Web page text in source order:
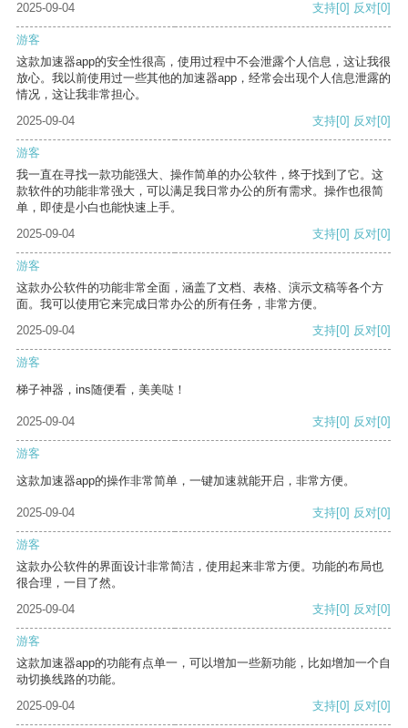
2025-09-04 支持[0] 反对[0]
游客
这款加速器app的安全性很高，使用过程中不会泄露个人信息，这让我很
放心。我以前使用过一些其他的加速器app，经常会出现个人信息泄露的
情况，这让我非常担心。
2025-09-04
支持[0] 反对[0]
游客
我一直在寻找一款功能强大、操作简单的办公软件，终于找到了它。这
款软件的功能非常强大，可以满足我日常办公的所有需求。操作也很简
单，即使是小白也能快速上手。
2025-09-04
支持[0] 反对[0]
游客
这款办公软件的功能非常全面，涵盖了文档、表格、演示文稿等各个方
面。我可以使用它来完成日常办公的所有任务，非常方便。
2025-09-04
支持[0] 反对[0]
游客
梯子神器，ins随便看，美美哒！
2025-09-04 支持[0] 反对[0]
游客
这款加速器app的操作非常简单，一键加速就能开启，非常方便。
2025-09-04 支持[0] 反对[0]
游客
这款办公软件的界面设计非常简洁，使用起来非常方便。功能的布局也
很合理，一目了然。
2025-09-04
支持[0] 反对[0]
游客
这款加速器app的功能有点单一，可以增加一些新功能，比如增加一个自
动切换线路的功能。
2025-09-04
支持[0] 反对[0]